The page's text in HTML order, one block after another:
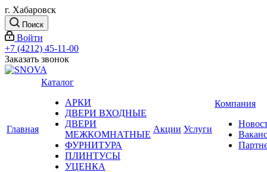
г. Хабаровск
Поиск
Войти
+7 (4212) 45-11-00
Заказать звонок
Главная
Каталог
АРКИ
ДВЕРИ ВХОДНЫЕ
ДВЕРИ
МЕЖКОМНАТНЫЕ
ФУРНИТУРА
ПЛИНТУСЫ
УЦЕНКА
Акции Услуги
Компания